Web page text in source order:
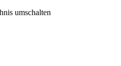
umschalten